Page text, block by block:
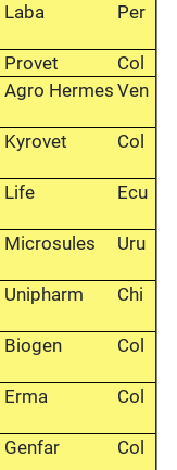
Laba Per
Provet
Col
Agro Hermes Ven
Kyrovet Col
Life Ecu
Microsules Uru
Unipharm Chi
Biogen Col
Erma Col
Genfar Col